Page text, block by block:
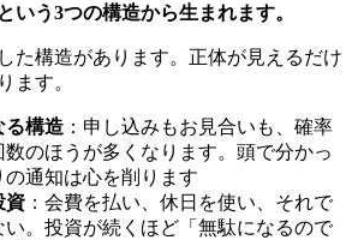
いう3つの構造から生まれます。
た構造があります。正体が見えるだけ
ます。
る構造 ：申し込みもお見合いも、確率
のほうが多くなります。頭で分かっ
通知は心を削ります
資 ：会費を払い、休日を使い、それで
い。投資が続くほど「無駄になるので